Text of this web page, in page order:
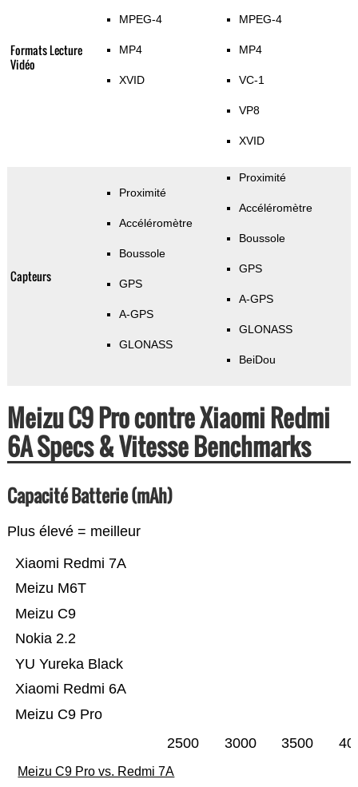
Formats Lecture
Vidéo
MPEG-4
MP4
XVID
MPEG-4
MP4
VC-1
VP8
XVID
Capteurs
Proximité
Accéléromètre
Boussole
GPS
A-GPS
GLONASS
Proximité
Accéléromètre
Boussole
GPS
A-GPS
GLONASS
BeiDou
Meizu C9 Pro contre Xiaomi Redmi
6A Specs & Vitesse Benchmarks
Capacité Batterie (mAh)
Plus élevé = meilleur
Meizu C9 Pro
Xiaomi Redmi 6A
YU Yureka Black
Nokia 2.2
Meizu C9
Meizu M6T
Xiaomi Redmi 7A
2500 3000 3500
Meizu C9 Pro vs. Redmi 7A